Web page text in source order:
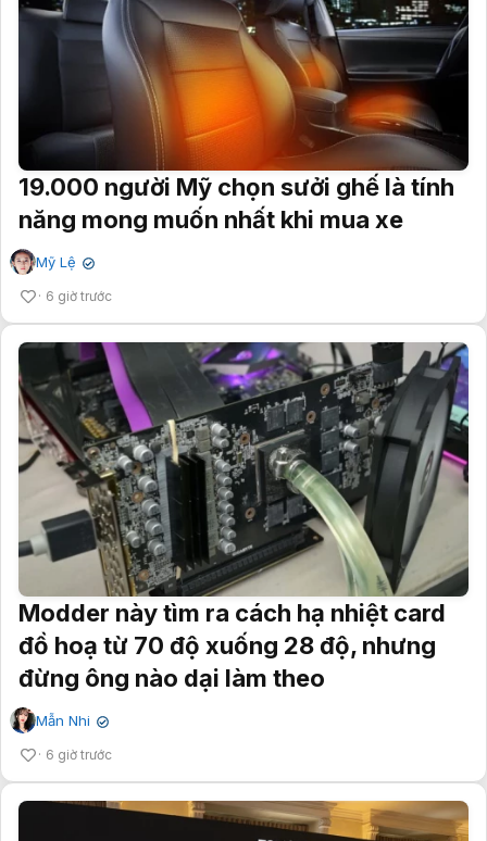
19.000 người Mỹ chọn sưởi ghế là tính
năng mong muốn nhất khi mua xe
Mỹ Lệ ✔
6 giờ trước
Modder này tìm ra cách hạ nhiệt card
đồ hoạ từ 70 độ xuống 28 độ, nhưng
đừng ông nào dại làm theo
Mẫn Nhi ✔
6 giờ trước